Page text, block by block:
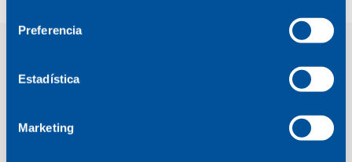
Preferencia
Estadística
Marketing
Consulta
DE MEDIOS